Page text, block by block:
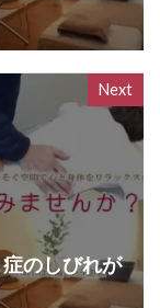
Next
のしびれが